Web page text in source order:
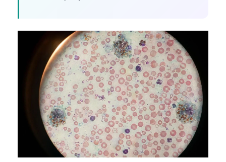
Български
Dansk
Nederlands
हिन्दी
Bahasa Indonesia
Հայերեն
Íslenska